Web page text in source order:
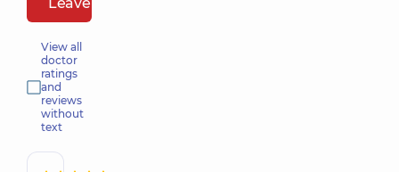
View all
doctor
ratings
and
reviews
without
text